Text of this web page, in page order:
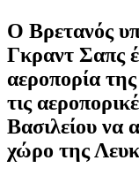
Ο Βρετανός
Γκραντ Σαπς
αεροπορία
τις
Βασιλείου να
χώρο της